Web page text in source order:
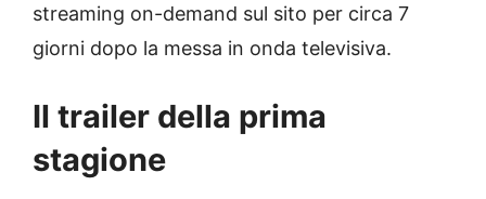
streaming on-demand sul sito per circa 7
giorni dopo la messa in onda televisiva.
Il trailer della prima
stagione